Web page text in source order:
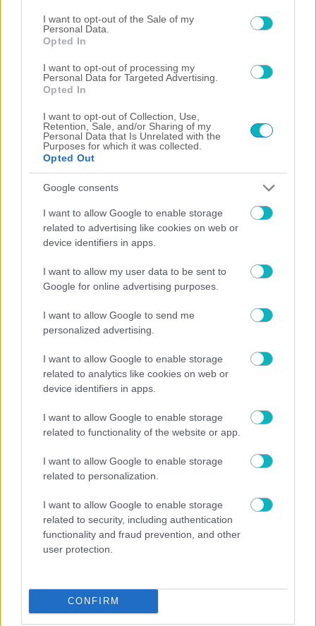
consent section.
I want to opt-out of the Sale of my
Personal Data.
Opted In
I want to opt-out of processing my
Personal Data for Targeted Advertising.
Opted In
I want to opt-out of Collection, Use,
Retention, Sale, and/or Sharing of my
Personal Data that Is Unrelated with the
Purposes for which it was collected.
Opted Out
Google consents
I want to allow Google to enable storage
related to advertising like cookies on web or
device identifiers in apps.
I want to allow my user data to be sent to
Google for online advertising purposes.
I want to allow Google to send me
personalized advertising.
I want to allow Google to enable storage
related to analytics like cookies on web or
device identifiers in apps.
I want to allow Google to enable storage
related to functionality of the website or app.
I want to allow Google to enable storage
related to personalization.
I want to allow Google to enable storage
related to security, including authentication
functionality and fraud prevention, and other
user protection.
CONFIRM
07/08/2026 | 23:14:13
ΜΠΑΣΚΕΤ
Γιαννακόπουλος: «Όταν σου πετάνε μια πέτρα… τους
07/08/2026 | 22:54:22
ΠΟΔΟΣΦΑΙΡΟ
07/08/2026 | 22:32:55
«Ο Θεμπάγιος έριξε ”άκυρο” σε πρόταση ελληνικής ομάδας»
07/08/2026 | 22:09:44
ΠΟΔΟΣΦΑΙΡΟ
«Όχι» της Σίτι στην πρώτη πρόταση της Μπαρτσελόνα για
Ρόντρι
ΠΟΔΟΣΦΑΙΡΟ
07/08/2026 | 21:26:45
Ενδιαφέρον της Νότιγχαμ για Σολάνκε